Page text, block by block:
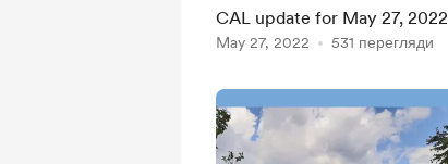
CAL update for May 27, 2022
May 27, 2022 531 перегляди